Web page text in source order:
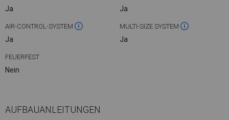
Ja Ja
AIR-CONTROL-SYSTEM
Ja
MULTI-SIZE SYSTEM
Ja
FEUERFEST
Nein
AUFBAUANLEITUNGEN